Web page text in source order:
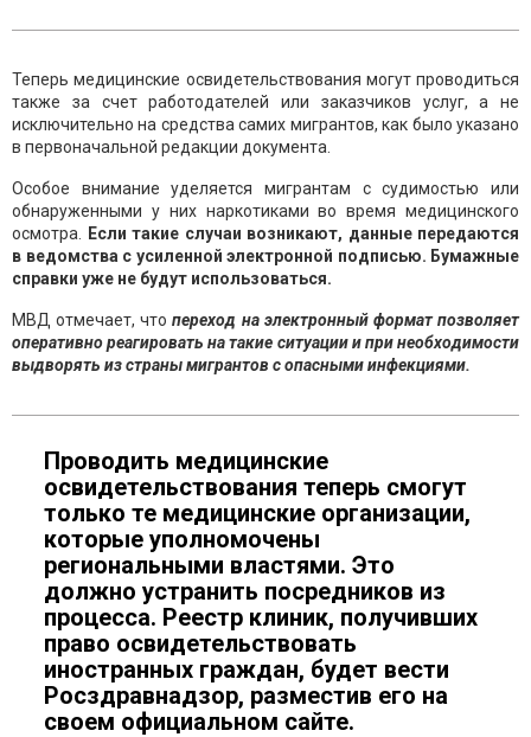
Теперь медицинские освидетельствования могут проводиться
также за счет работодателей или заказчиков услуг, а не
исключительно на средства самих мигрантов, как было указано
в первоначальной редакции документа.
Особое внимание уделяется мигрантам с судимостью или
обнаруженными у них наркотиками во время медицинского
осмотра.
Если такие случаи возникают, данные передаются
в ведомства с усиленной электронной подписью. Бумажные
справки уже не будут использоваться.
МВД отмечает, чтопереход на электронный формат позволяет
оперативно реагировать на такие ситуации и при необходимости
выдворять из страны мигрантов с опасными инфекциями.
Проводить медицинские
освидетельствования теперь смогут
только те медицинские организации,
которые уполномочены
региональными властями. Это
должно устранить посредников из
процесса. Реестр клиник, получивших
право освидетельствовать
иностранных граждан, будет вести
Росздравнадзор, разместив его на
своем официальном сайте.